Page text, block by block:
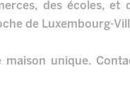
des écoles,
de Luxembourg-
maison unique.